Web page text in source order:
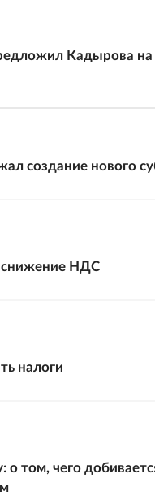
Кадырова на
создание нового
снижение НДС
налоги
о том, чего